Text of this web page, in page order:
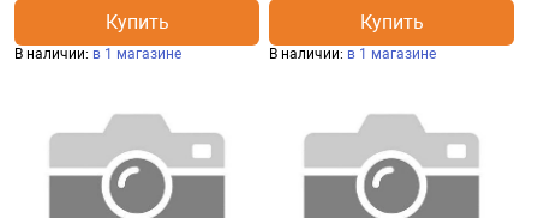
Купить
В наличии: в 1 магазине
Купить
В наличии: в 1 магазине